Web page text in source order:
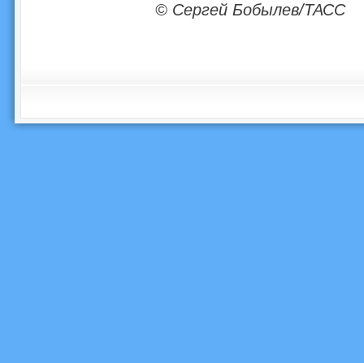
© Сергей Бобылев/ТАСС